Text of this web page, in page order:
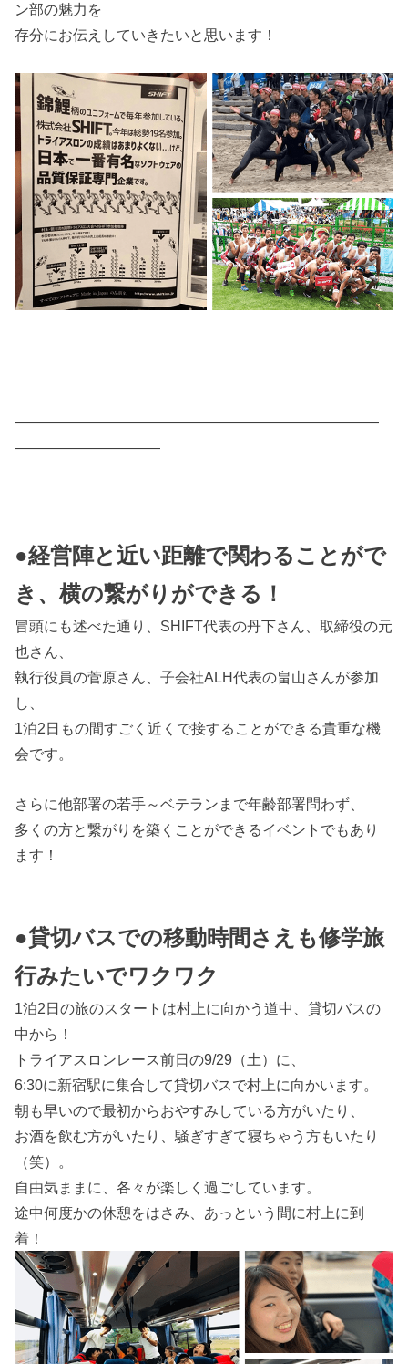
ン部の魅力を
存分にお伝えしていきたいと思います！
—————————————————————————
——————————
●経営陣と近い距離で関わることがで
き、横の繋がりができる！
冒頭にも述べた通り、SHIFT代表の丹下さん、取締役の元
也さん、
執行役員の菅原さん、子会社ALH代表の畠山さんが参加
し、
1泊2日もの間すごく近くで接することができる貴重な機
会です。
さらに他部署の若手～ベテランまで年齢部署問わず、
多くの方と繋がりを築くことができるイベントでもあり
ます！
●貸切バスでの移動時間さえも修学旅
行みたいでワクワク
1泊2日の旅のスタートは村上に向かう道中、貸切バスの
中から！
トライアスロンレース前日の9/29（土）に、
6:30に新宿駅に集合して貸切バスで村上に向かいます。
朝も早いので最初からおやすみしている方がいたり、
お酒を飲む方がいたり、騒ぎすぎて寝ちゃう方もいたり
（笑）。
自由気ままに、各々が楽しく過ごしています。
途中何度かの休憩をはさみ、あっという間に村上に到
着！